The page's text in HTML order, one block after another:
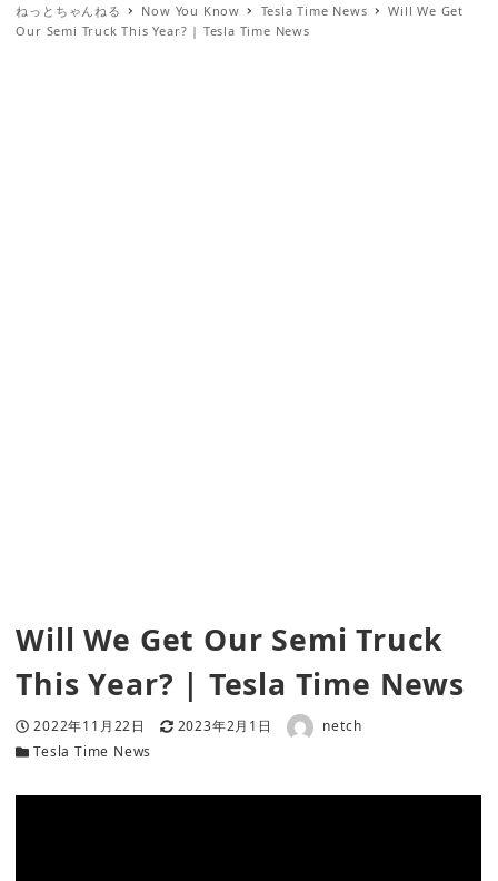
ねっとちゃんねる Now You Know Tesla Time News
Will We Get
Our Semi Truck This Year? | Tesla Time News
Will We Get Our Semi Truck
This Year? | Tesla Time News
投稿日
2022年11月22日 更新日
2023年2月1日 著者 netch
カテゴリー
Tesla Time News